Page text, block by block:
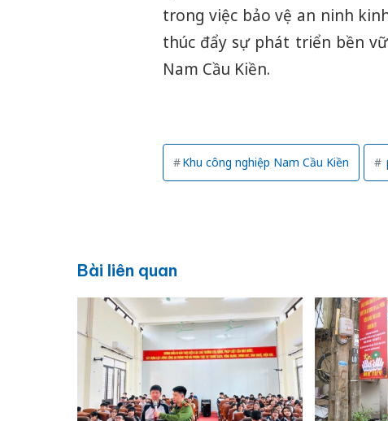
trong việc bảo vệ an ninh
thúc đẩy sự phát triển bền
Nam Cầu Kiền.
Khu công nghiệp Nam Cầu Kiền
Bài liên quan